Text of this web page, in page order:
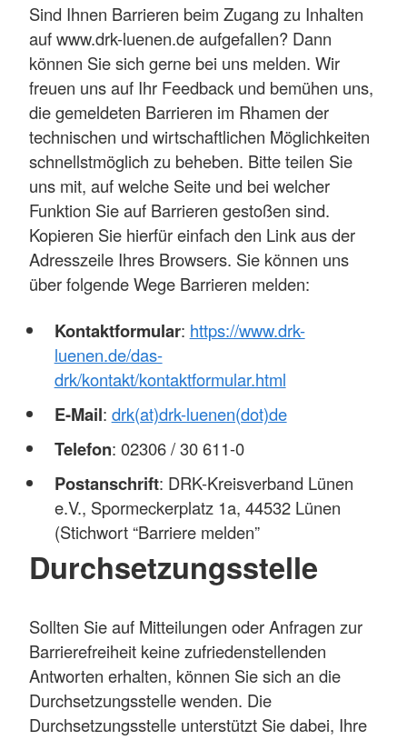
Sind Ihnen Barrieren beim Zugang zu Inhalten
auf www.drk-luenen.de aufgefallen? Dann
können Sie sich gerne bei uns melden. Wir
freuen uns auf Ihr Feedback und bemühen uns,
die gemeldeten Barrieren im Rhamen der
technischen und wirtschaftlichen Möglichkeiten
schnellstmöglich zu beheben. Bitte teilen Sie
uns mit, auf welche Seite und bei welcher
Funktion Sie auf Barrieren gestoßen sind.
Kopieren Sie hierfür einfach den Link aus der
Adresszeile Ihres Browsers. Sie können uns
über folgende Wege Barrieren melden:
Kontaktformular: https://www.drk-
luenen.de/das-
drk/kontakt/kontaktformular.html
E-Mail: drk(at)drk-luenen(dot)de
Telefon: 02306 / 30 611-0
Postanschrift: DRK-Kreisverband Lünen
e.V., Spormeckerplatz 1a, 44532 Lünen
(Stichwort “Barriere melden”
Durchsetzungsstelle
Sollten Sie auf Mitteilungen oder Anfragen zur
Barrierefreiheit keine zufriedenstellenden
Antworten erhalten, können Sie sich an die
Durchsetzungsstelle wenden. Die
Durchsetzungsstelle unterstützt Sie dabei, Ihre